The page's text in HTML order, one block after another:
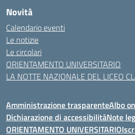
Novità
Calendario eventi
Le notizie
Le circolari
ORIENTAMENTO UNIVERSITARIO
LA NOTTE NAZIONALE DEL LICEO
Amministrazione trasparenteAlbo
Dichiarazione di accessibilitàNote
ORIENTAMENTO UNIVERSITARIO